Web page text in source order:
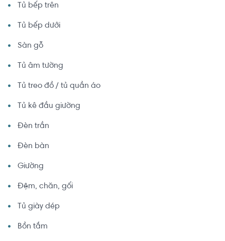
Tủ bếp trên
Tủ bếp dưới
Sàn gỗ
Tủ âm tường
Tủ treo đồ / tủ quần áo
Tủ kê đầu giường
Đèn trần
Đèn bàn
Giường
Đệm, chăn, gối
Tủ giày dép
Bồn tắm